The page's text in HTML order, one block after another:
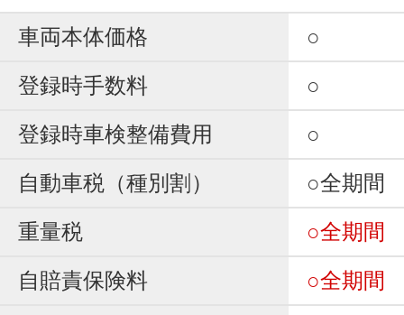
車両本体価格
○
登録時手数料
○
登録時車検整備費用
○
自動車税（種別割）
○全期間
重量税
○全期間
自賠責保険料
○全期間